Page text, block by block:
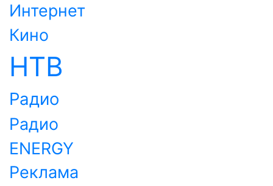
Интернет
Кино
НТВ
Радио
Радио
ENERGY
Реклама